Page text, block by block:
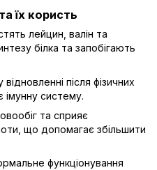
їх користь
лейцин, валін та
білка та запобігають
після фізичних
імунну систему.
та сприяє
що допомагає збільшити
функціонування